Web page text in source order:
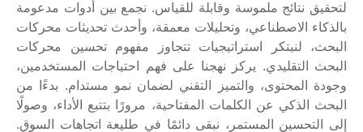
لتحقيق نتائج ملموسة وقابلة للقياس. نجمع بين أدوات مدعومة
بالذكاء الاصطناعي، وتحليلات معمقة، وأحدث تحديثات محركات
البحث، لنبتكر استراتيجيات تتجاوز مفهوم تحسين محركات
البحث التقليدي. يركز نهجنا على فهم احتياجات المستخدمين،
وجودة المحتوى، والتميز التقني لضمان نمو مستدام. بدءًا من
البحث الذكي عن الكلمات المفتاحية، مرورًا بتتبع الأداء، وصولًا
إلى التحسين المستمر، نبقى دائمًا في طليعة اتجاهات السوق.